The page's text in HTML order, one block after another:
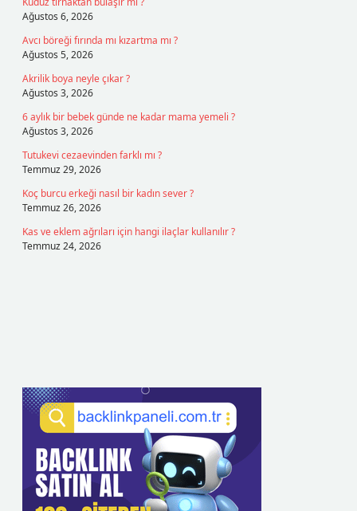
Ağustos 6, 2026
Avcı böreği fırında mı kızartma mı ?
Ağustos 5, 2026
Akrilik boya neyle çıkar ?
Ağustos 3, 2026
6 aylık bir bebek günde ne kadar mama yemeli ?
Ağustos 3, 2026
Tutukevi cezaevinden farklı mı ?
Temmuz 29, 2026
Koç burcu erkeği nasıl bir kadın sever ?
Temmuz 26, 2026
Kas ve eklem ağrıları için hangi ilaçlar kullanılır ?
Temmuz 24, 2026